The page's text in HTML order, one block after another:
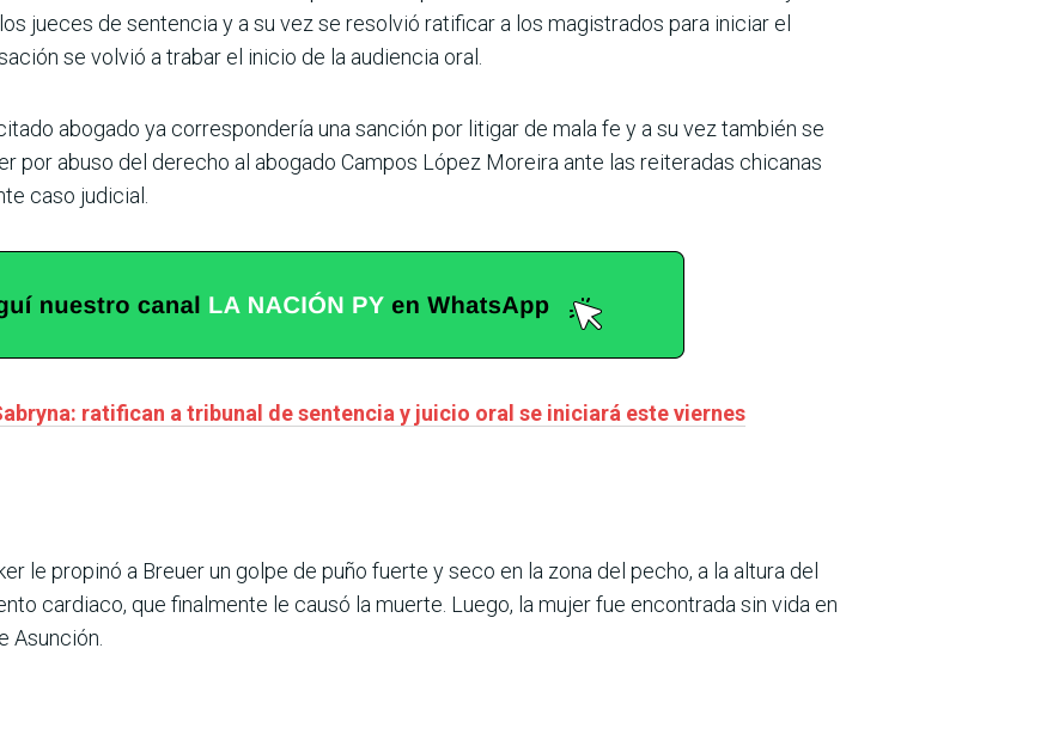
jueces de sentencia y a su vez se resolvió ratificar a los magistrados para iniciar el
se volvió a trabar el inicio de la audiencia oral.
abogado ya correspondería una sanción por litigar de mala fe y a su vez también se
por abuso del derecho al abogado Campos López Moreira ante las reiteradas chicanas
caso judicial.
ratifican a tribunal de sentencia y juicio oral se iniciará este viernes
le propinó a Breuer un golpe de puño fuerte y seco en la zona del pecho, a la altura del
cardiaco, que finalmente le causó la muerte. Luego, la mujer fue encontrada sin vida en
Asunción.